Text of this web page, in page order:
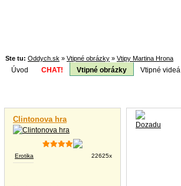
Ste tu: Oddych.sk » Vtipné obrázky » Vtipy Martina Hrona
Úvod CHAT! Vtipné obrázky Vtipné videá
Clintonova hra
Erotika 22625x